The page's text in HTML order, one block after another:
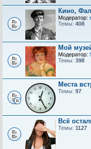
Кино,
Модератор:
Темы: 408
Мой
Модератор:
Темы: 398
Места
Темы: 97
Всё
Темы: 1127